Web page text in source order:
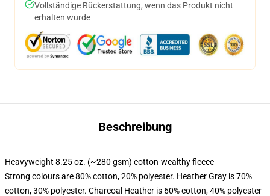
Vollständige Rückerstattung, wenn das Produkt nicht
erhalten wurde
Beschreibung
Heavyweight 8.25 oz. (~280 gsm) cotton-wealthy fleece
Strong colours are 80% cotton, 20% polyester. Heather Gray is 70%
cotton, 30% polyester. Charcoal Heather is 60% cotton, 40% polyester